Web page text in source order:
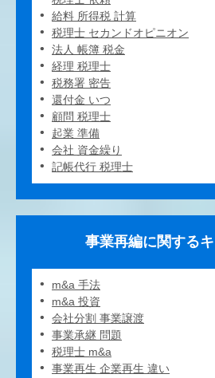
給料 所得税 計算
税理士 セカンドオピニオン
法人 帳簿 税金
経理 税理士
税務署 密告
還付金 いつ
顧問 税理士
起業 準備
会社 資金繰り
記帳代行 税理士
事業再編に関する
m&a 手法
m&a 投資
会社分割 事業譲渡
事業承継 問題
税理士 m&a
事業再生 企業再生 違い